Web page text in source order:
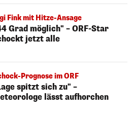
Fink mit Hitze-Ansage
Grad möglich" – ORF-Star
jetzt alle
Prognose im ORF
spitzt sich zu" –
lässt aufhorchen